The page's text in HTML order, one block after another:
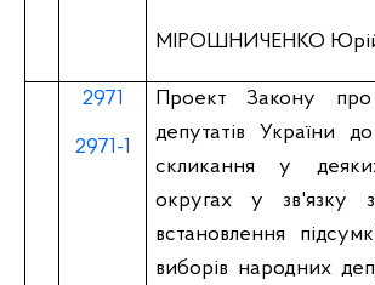
МІРОШНИЧЕНКО Юрій
2971
2971-1
Проект Закону
депутатів України
скликання у
округах у зв'язку з
встановлення
виборів народних